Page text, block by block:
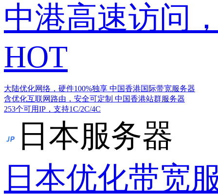
中港高速访问
HOT
大陆优化网络，硬件100%独享 中国香港国际带宽服务器
含优化互联网路由，安全可定制 中国香港站群服务器
253个可用IP，支持1C/2C/4C
日本服务器
日本优化带宽